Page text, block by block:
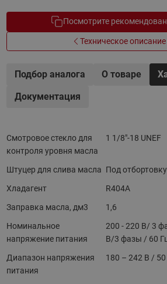
Посмотрите
Техническое
Подбор аналога О товаре
Документация
Смотровое стекло для
контроля уровня масла
1 1/8"-18 UNEF
Штуцер для слива масла Под
Хладагент
R404A
Заправка масла, дм3
1,6
Номинальное
напряжение питания
200 - 220 В/ 3
В/3 фазы / 60
Диапазон напряжения
питания
180 – 242 В /